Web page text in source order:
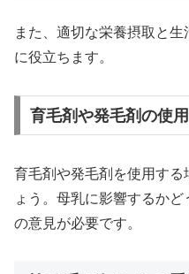
また、適切な栄養摂取と
に役立ちます。
育毛剤や発毛剤の使
育毛剤や発毛剤を使用す
ょう。母乳に影響するか
の意見が必要です。